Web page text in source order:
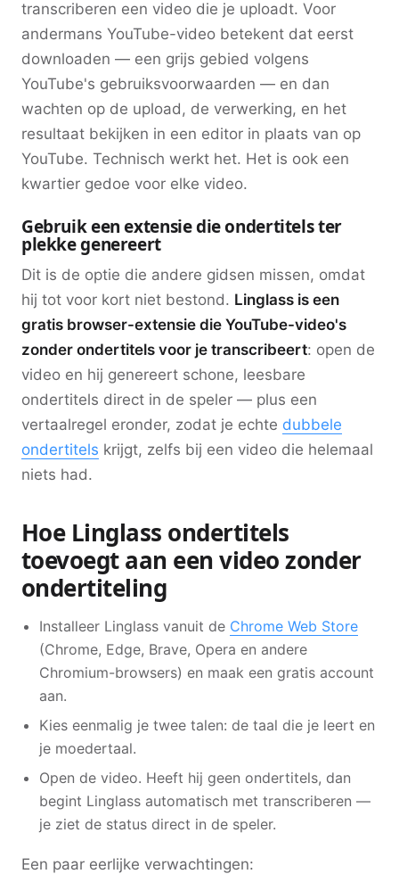
transcriberen een video die je uploadt. Voor
andermans YouTube-video betekent dat eerst
downloaden — een grijs gebied volgens
YouTube's gebruiksvoorwaarden — en dan
wachten op de upload, de verwerking, en het
resultaat bekijken in een editor in plaats van op
YouTube. Technisch werkt het. Het is ook een
kwartier gedoe voor elke video.
Gebruik een extensie die ondertitels ter
plekke genereert
Dit is de optie die andere gidsen missen, omdat
hij tot voor kort niet bestond. Linglass is een
gratis browser-extensie die YouTube-video's
zonder ondertitels voor je transcribeert: open de
video en hij genereert schone, leesbare
ondertitels direct in de speler — plus een
vertaalregel eronder, zodat je echte dubbele
ondertitels krijgt, zelfs bij een video die helemaal
niets had.
Hoe Linglass ondertitels
toevoegt aan een video zonder
ondertiteling
Installeer Linglass vanuit de Chrome Web Store
(Chrome, Edge, Brave, Opera en andere
Chromium-browsers) en maak een gratis account
aan.
Kies eenmalig je twee talen: de taal die je leert en
je moedertaal.
Open de video. Heeft hij geen ondertitels, dan
begint Linglass automatisch met transcriberen —
je ziet de status direct in de speler.
Een paar eerlijke verwachtingen: